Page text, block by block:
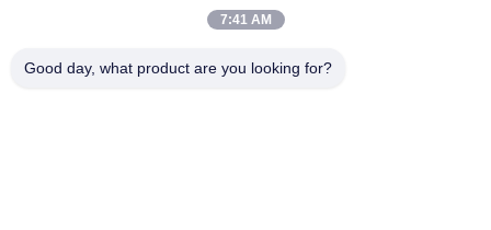
Verpakking
Metaal Willekeurige
7:41 AM
Good day, what product are you looking for?